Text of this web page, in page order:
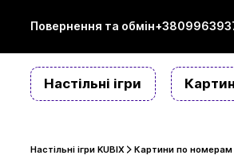
Повернення та обмін
Настільні ігри
Настільні ігри KUBIX Картини по номерам